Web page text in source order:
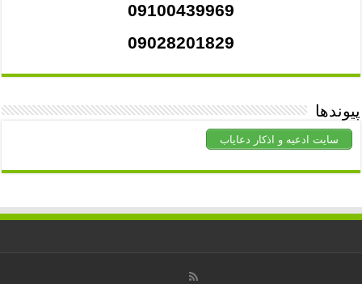
09100439969
09028201829
پیوندها
سایت ادعیه و اذکار دعایاب